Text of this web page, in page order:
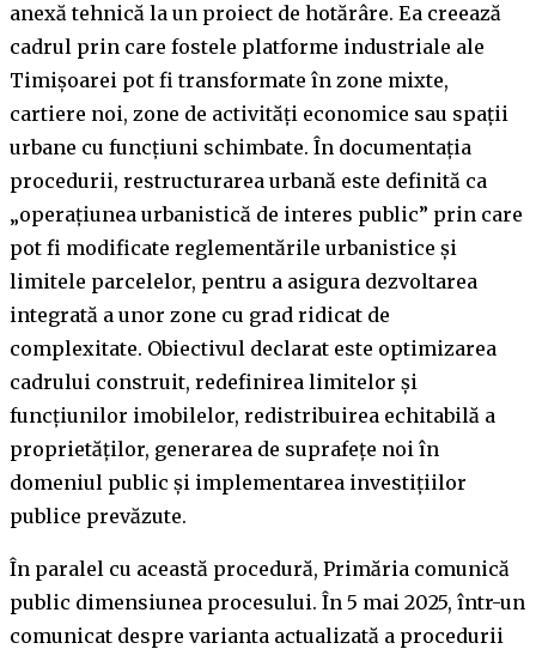
anexă tehnică la un proiect de hotărâre. Ea creează
cadrul prin care fostele platforme industriale ale
Timișoarei pot fi transformate în zone mixte,
cartiere noi, zone de activități economice sau spații
urbane cu funcțiuni schimbate. În documentația
procedurii, restructurarea urbană este definită ca
„operațiunea urbanistică de interes public” prin care
pot fi modificate reglementările urbanistice și
limitele parcelelor, pentru a asigura dezvoltarea
integrată a unor zone cu grad ridicat de
complexitate. Obiectivul declarat este optimizarea
cadrului construit, redefinirea limitelor și
funcțiunilor imobilelor, redistribuirea echitabilă a
proprietăților, generarea de suprafețe noi în
domeniul public și implementarea investițiilor
publice prevăzute.
În paralel cu această procedură, Primăria comunică
public dimensiunea procesului. În 5 mai 2025, într-un
comunicat despre varianta actualizată a procedurii